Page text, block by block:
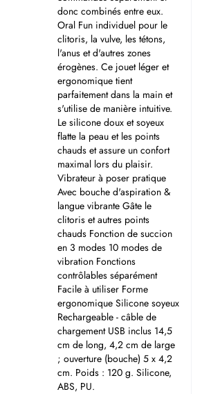
donc combinés entre eux.
Oral Fun individuel pour le
clitoris, la vulve, les tétons,
l'anus et d'autres zones
érogènes. Ce jouet léger et
ergonomique tient
parfaitement dans la main et
s'utilise de manière intuitive.
Le silicone doux et soyeux
flatte la peau et les points
chauds et assure un confort
maximal lors du plaisir.
Vibrateur à poser pratique
Avec bouche d'aspiration &
langue vibrante Gâte le
clitoris et autres points
chauds Fonction de succion
en 3 modes 10 modes de
vibration Fonctions
contrôlables séparément
Facile à utiliser Forme
ergonomique Silicone soyeux
Rechargeable - câble de
chargement USB inclus 14,5
cm de long, 4,2 cm de large
; ouverture (bouche) 5 x 4,2
cm. Poids : 120 g. Silicone,
ABS, PU.